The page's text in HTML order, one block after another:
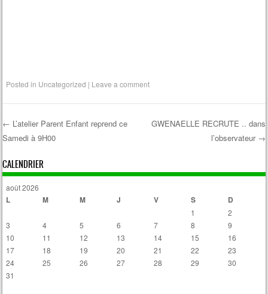
Posted in Uncategorized | Leave a comment
Post navigation
← L’atelier Parent Enfant reprend ce
Samedi à 9H00
GWENAELLE RECRUTE .. dans
l’observateur →
CALENDRIER
août 2026
L M M J V S D
1
2
3
4 5 6 7 8
9
10
11 12 13 14 15
16
17
18 19 20 21 22
23
24
25 26 27 28 29
30
31